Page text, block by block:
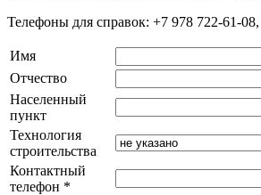
Телефоны для справок: +7 978 722-61-
Имя
Отчество
Населенный
пункт
Технология
строительства
Контактный
телефон *